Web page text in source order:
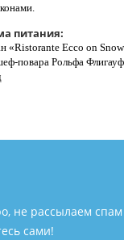
питания:
«Ristorante Ecco on
повара Рольфа
не рассылаем спам
сами!